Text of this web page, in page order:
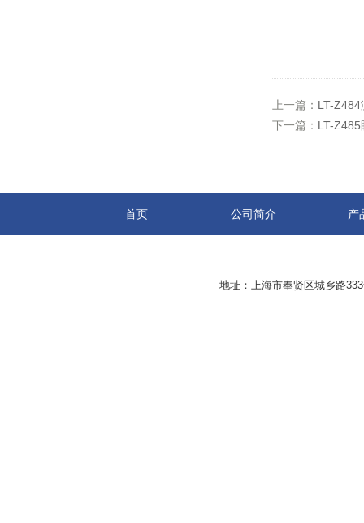
上一篇： LT-
下一篇： LT-
首页 公司简介 产
地址：上海市奉贤区城乡路